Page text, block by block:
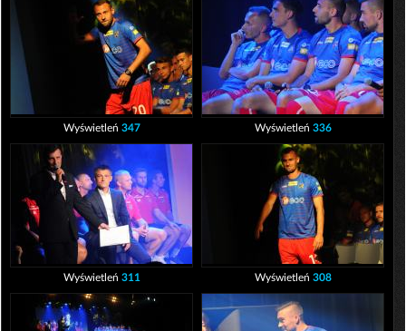
Wyświetleń 347 Wyświetleń 336
Wyświetleń 311 Wyświetleń 308